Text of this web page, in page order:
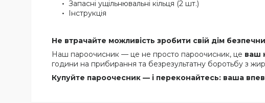
Запасні ущільнювальні кільця (2 шт.)
Інструкція
Не втрачайте можливість зробити свій дім
Наш пароочисник — це не просто пароочисник, це ваш
години на прибирання та безрезультатну боротьбу з
Купуйте пароочесник — і переконайтесь: ваша